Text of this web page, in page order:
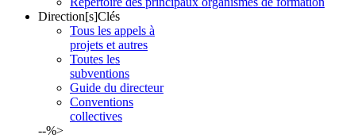
Direction[s]Clés
Tous les appels à
projets et autres
Toutes les
subventions
Guide du directeur
Conventions
collectives
--%>